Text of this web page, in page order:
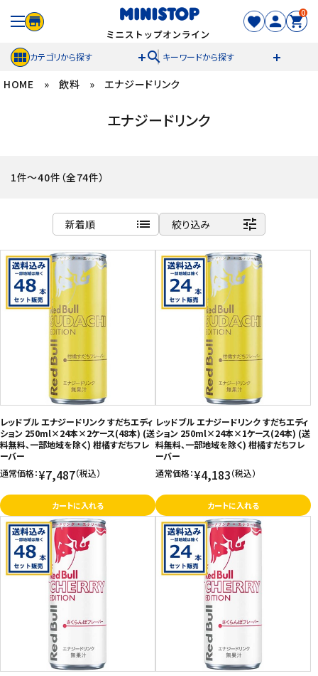
0
カテゴリから探す search キーワードから探す
ACCOUNT MENU
セール商品
カテゴリから探す
スイーツ
お菓子
飲料
酒類
日用品
フードロス
ペット用品
SHOP GUIDE
ご利用ガイド
お問い合わせ
HOME » 飲料 » エナジードリンク
エナジードリンク
1件～40件（全74件）
新着順 list
商品名
新着順
発売日順
価格が安い
価格が高い
お気に入り登録数
絞り込み tune
レッドブル エナジードリンク すだちエディ
ション 250ml×24本×2ケース(48本) (送
料無料、一部地域を除く) 柑橘すだちフレ
ーバー
通常価格：¥7,487（税込）
カートに入れる
レッドブル エナジードリンク すだちエディ
ション 250ml×24本×1ケース(24本) (送
料無料、一部地域を除く) 柑橘すだちフレ
ーバー
通常価格：¥4,183（税込）
カートに入れる